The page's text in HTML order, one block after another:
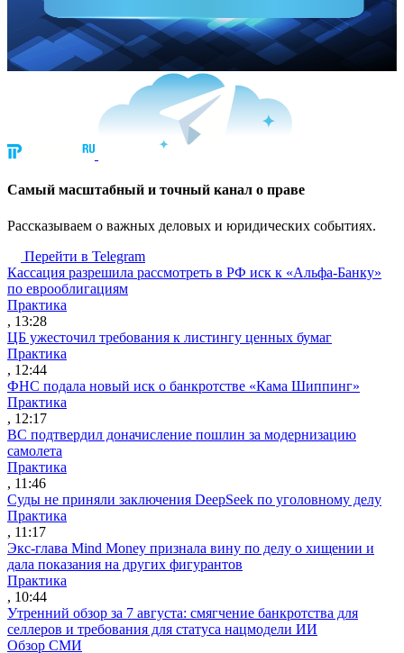
Cамый масштабный и точный канал о праве
Рассказываем о важных деловых и юридических событиях.
Перейти в Telegram
Кассация разрешила рассмотреть в РФ иск к «Альфа-Банку»
по еврооблигациям
Практика
, 13:28
ЦБ ужесточил требования к листингу ценных бумаг
Практика
, 12:44
ФНС подала новый иск о банкротстве «Кама Шиппинг»
Практика
, 12:17
ВС подтвердил доначисление пошлин за модернизацию
самолета
Практика
, 11:46
Суды не приняли заключения DeepSeek по уголовному делу
Практика
, 11:17
Экс-глава Mind Money признала вину по делу о хищении и
дала показания на других фигурантов
Практика
, 10:44
Утренний обзор за 7 августа: смягчение банкротства для
селлеров и требования для статуса нацмодели ИИ
Обзор СМИ